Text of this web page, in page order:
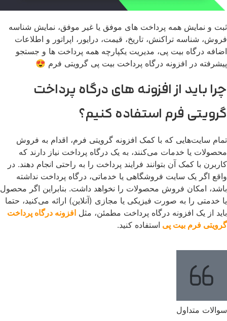
و نمایش همه پرداخت های موفق یا غیر موفق، نمایش شناسه
شناسه تراکنش، تاریخ، قیمت، درایور، اپراتور و اطلاعات
درگاه بیت پی، مدیریت یکپارچه همه پرداخت ها و جستجو
در افزونه درگاه پرداخت بیت پی گرویتی فرم 😍
باید از افزونه های درگاه پرداخت
فرم استفاده کنیم؟
سایت‌هایی که با کمک افزونه گرویتی فرم، اقدام به فروش
یا خدمات می‌کنند، به یک درگاه پرداخت نیاز دارند که
با کمک آن بتوانند فرایند پرداخت را به راحتی انجام دهند. در
اگر یک سایت فروشگاهی یا خدماتی، درگاه پرداخت نداشته
امکان فروش محصولات را نخواهد داشت. بنابراین اگر محصول
خدمتی را به صورت فیزیکی یا مجازی (آنلاین) ارائه می‌کنید، حتما
از یک افزونه درگاه پرداخت مطمئن، مثل افزونه درگاه پرداخت
فرم بیت پی استفاده کنید.
متداول